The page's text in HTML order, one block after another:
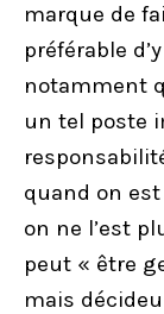
marque de
préférable
notamment
un tel poste
quand on
on ne l’est
peut « être
mais